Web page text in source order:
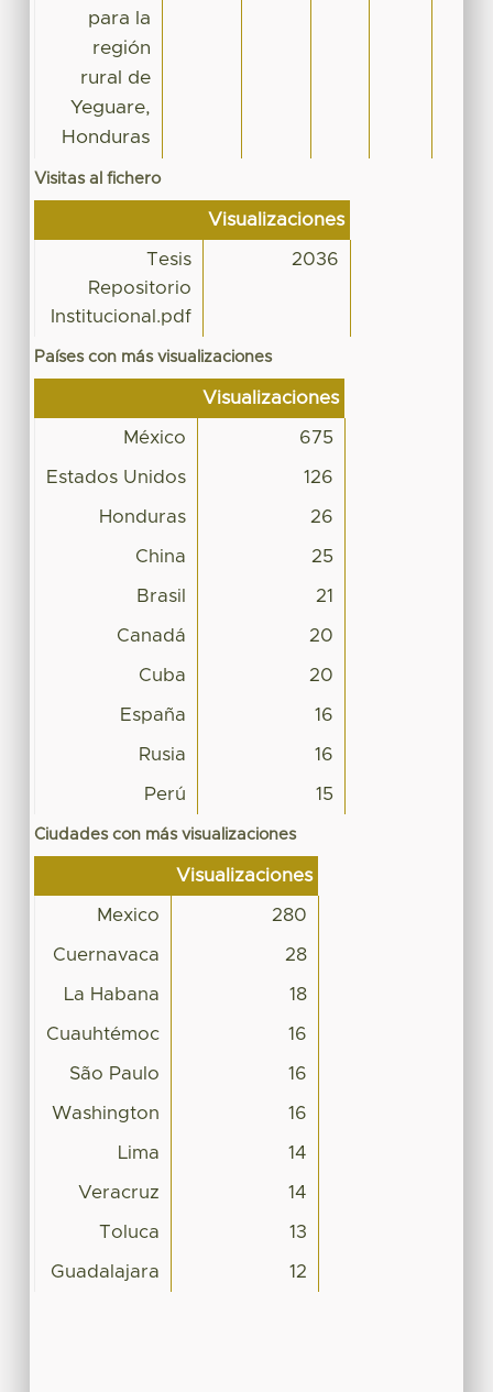
para la
región
rural de
Yeguare,
Honduras
Visitas al fichero
Visualizaciones
Tesis
Repositorio
Institucional.pdf
2036
Países con más visualizaciones
Visualizaciones
México 675
Estados Unidos 126
Honduras 26
China 25
Brasil 21
Canadá 20
Cuba 20
España 16
Rusia 16
Perú 15
Ciudades con más visualizaciones
Visualizaciones
Mexico 280
Cuernavaca 28
La Habana 18
Cuauhtémoc 16
São Paulo 16
Washington 16
Lima 14
Veracruz 14
Toluca 13
Guadalajara 12